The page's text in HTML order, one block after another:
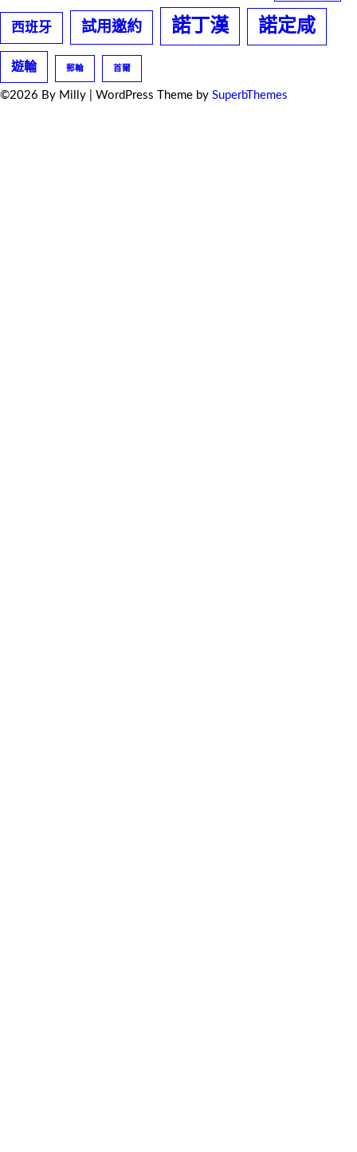
西班牙 試用邀約 諾丁漢 諾定咸
遊輪 郵輪 首爾
©2026 By Milly | WordPress Theme by SuperbThemes